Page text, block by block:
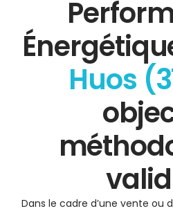
Huos
Dans le cadre d’une vente ou